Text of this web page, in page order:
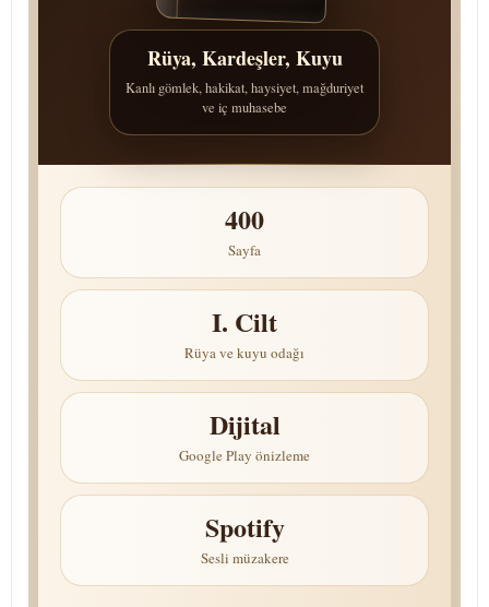
Rüya, Kardeşler, Kuyu
Kanlı gömlek, hakikat, haysiyet, mağduriyet
ve iç muhasebe
400
Sayfa
I. Cilt
Rüya ve kuyu odağı
Dijital
Google Play önizleme
Spotify
Sesli müzakere